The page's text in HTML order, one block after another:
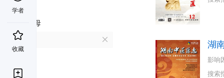
学者
收藏
首字母
湖
影响
搜索